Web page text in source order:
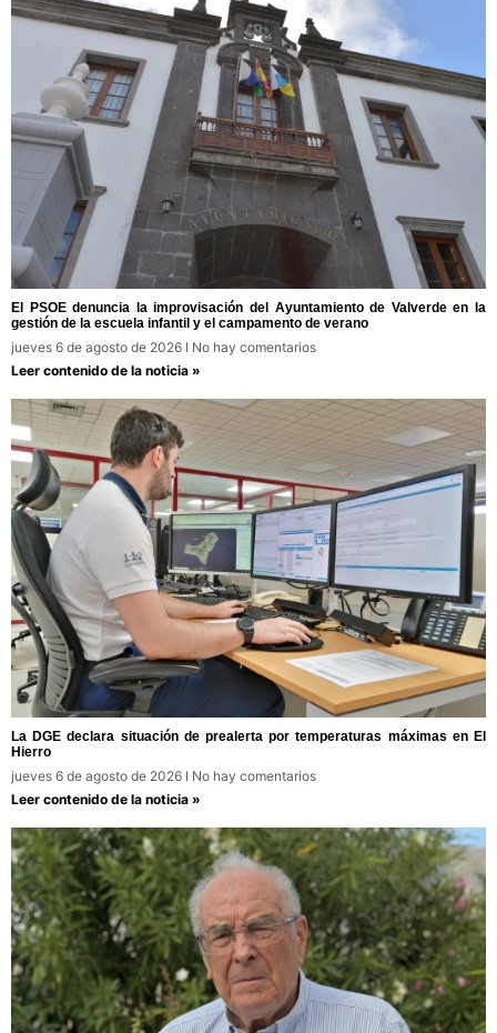
El PSOE denuncia la improvisación del Ayuntamiento de Valverde en la
gestión de la escuela infantil y el campamento de verano
jueves 6 de agosto de 2026
No hay comentarios
Leer contenido de la noticia »
La DGE declara situación de prealerta por temperaturas máximas en El
Hierro
jueves 6 de agosto de 2026
No hay comentarios
Leer contenido de la noticia »